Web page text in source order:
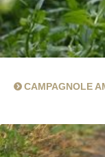
CAMPAGNOLE